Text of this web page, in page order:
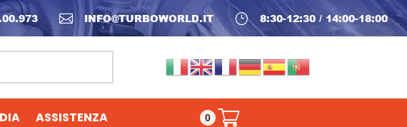
} 8:30-12:30 / 14:00-18:00
 INFO@TURBOWORLD.IT
ASSISTENZA 0